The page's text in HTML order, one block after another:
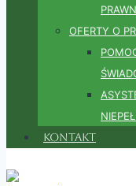
OFERTY O
Kontakt